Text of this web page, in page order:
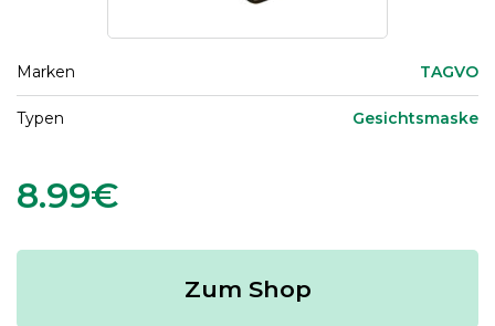
Marken TAGVO
Typen Gesichtsmaske
8.99€
Zum Shop